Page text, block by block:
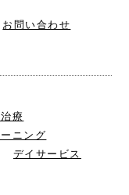
お問い合わせ
療
ニング
デイサービス